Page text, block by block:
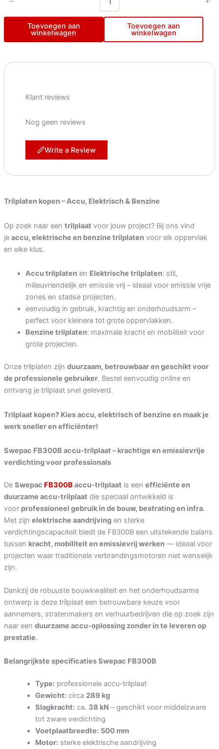
Toevoegen aan
winkelwagen
Toevoegen aan
winkelwagen
Klant reviews
Nog geen reviews
Write a Review
Trilplaten kopen – Accu, Elektrisch & Benzine
Op zoek naar een trilplaat voor jouw project? Bij ons vind
je accu, elektrische en benzine trilplatenvoor elk oppervlak
en elke klus.
Accu trilplatenen Elektrische trilplaten: stil,
milieuvriendelijk en emissie vrij – ideaal voor emissie vrije
zones en stadse projecten.
eenvoudig in gebruik, krachtig en onderhoudsarm –
perfect voor kleinere tot grote oppervlakken.
Benzine trilplaten: maximale kracht en mobiliteit voor
grote projecten.
Onze trilplaten zijn duurzaam, betrouwbaar en geschikt voor
de professionele gebruiker. Bestel eenvoudig online en
ontvang je trilplaat snel geleverd.
Trilplaat kopen? Kies accu, elektrisch of benzine en maak je
werk sneller en efficiënter!
Swepac FB300B accu-trilplaat – krachtige en emissievrije
verdichting voor professionals
De Swepac FB300B accu-trilplaat is een efficiënte en
duurzame accu-trilplaat die speciaal ontwikkeld is
voor professioneel gebruik in de bouw, bestrating en infra.
Met zijn elektrische aandrijvingen sterke
verdichtingscapaciteit biedt de FB300B een uitstekende balans
tussen kracht, mobiliteit en emissievrij werken— ideaal voor
projecten waar traditionele verbrandingsmotoren niet wenselijk
zijn.
Dankzij de robuuste bouwkwaliteit en het onderhoudsarme
ontwerp is deze trilplaat een betrouwbare keuze voor
aannemers, stratenmakers en verhuurbedrijven die op zoek zijn
naar een duurzame accu-oplossing zonder in te leveren op
prestatie.
Belangrijkste specificaties Swepac FB300B
Type:professionele accu-trilplaat
Gewicht:circa 289 kg
Slagkracht:ca. 38 kN – geschikt voor middelzware
tot zware verdichting
Voetplaatbreedte: 500 mm
Motor:sterke elektrische aandrijving